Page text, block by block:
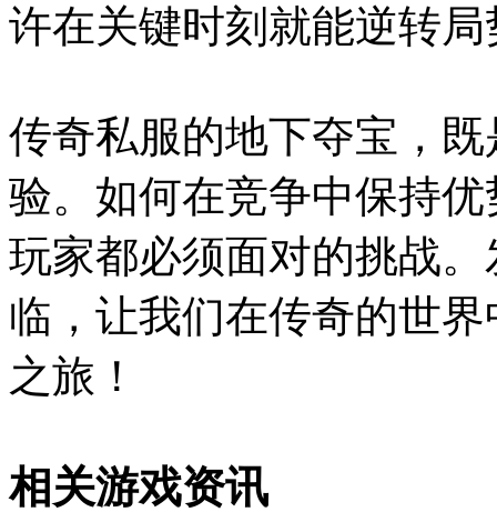
许在关键时刻就能逆转
传奇私服的地下夺宝，
验。如何在竞争中保持
玩家都必须面对的挑战
临，让我们在传奇的世
之旅！
相关游戏资讯